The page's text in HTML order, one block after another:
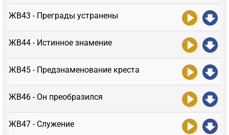
ЖВ43 - Преграды устранены
ЖВ44 - Истинное знамение
ЖВ45 - Предзнаменование креста
ЖВ46 - Он преобразился
ЖВ47 - Служение